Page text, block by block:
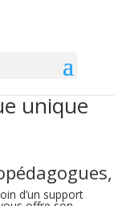
unique
d’un support